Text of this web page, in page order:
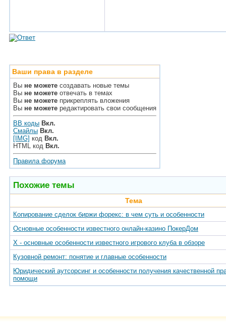
Ваши права в разделе
Вы не можете создавать новые темы
Вы не можете отвечать в темах
Вы не можете прикреплять вложения
Вы не можете редактировать свои сообщения
BB коды Вкл.
Смайлы Вкл.
[IMG] код Вкл.
HTML код Вкл.
Правила форума
Похожие темы
Тема
Копирование сделок биржи форекс: в чем суть и особенности
Основные особенности известного онлайн-казино ПокерДом
Х - основные особенности известного игрового клуба в обзоре
Кузовной ремонт: понятие и главные особенности
Юридический аутсорсинг и особенности получения качественной
помощи